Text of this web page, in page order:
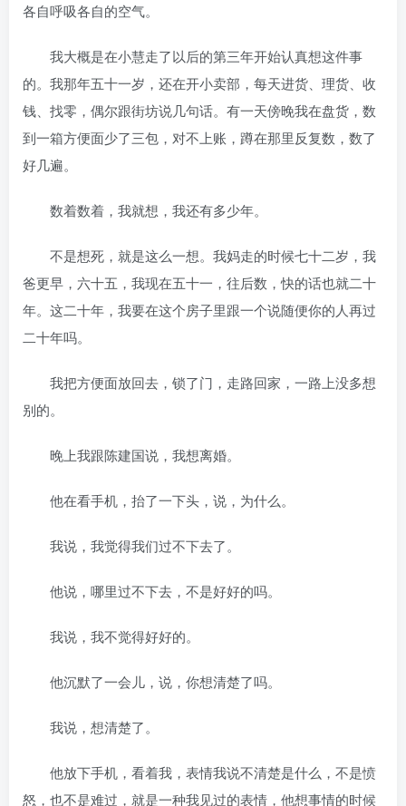
各自呼吸各自的空气。
我大概是在小慧走了以后的第三年开始认真想这件事
的。我那年五十一岁，还在开小卖部，每天进货、理货、收
钱、找零，偶尔跟街坊说几句话。有一天傍晚我在盘货，数
到一箱方便面少了三包，对不上账，蹲在那里反复数，数了
好几遍。
数着数着，我就想，我还有多少年。
不是想死，就是这么一想。我妈走的时候七十二岁，我
爸更早，六十五，我现在五十一，往后数，快的话也就二十
年。这二十年，我要在这个房子里跟一个说随便你的人再过
二十年吗。
我把方便面放回去，锁了门，走路回家，一路上没多想
别的。
晚上我跟陈建国说，我想离婚。
他在看手机，抬了一下头，说，为什么。
我说，我觉得我们过不下去了。
他说，哪里过不下去，不是好好的吗。
我说，我不觉得好好的。
他沉默了一会儿，说，你想清楚了吗。
我说，想清楚了。
他放下手机，看着我，表情我说不清楚是什么，不是愤
怒，也不是难过，就是一种我见过的表情，他想事情的时候